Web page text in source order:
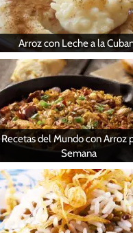
Arroz con Leche a la
Recetas del Mundo con Arroz
Semana